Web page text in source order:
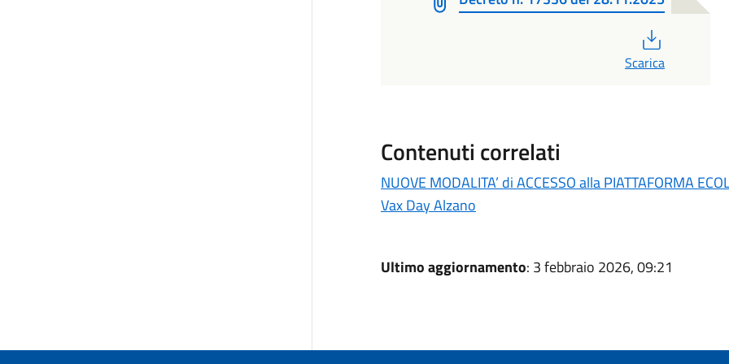
Scarica
Contenuti correlati
NUOVE MODALITA’ di ACCESSO alla PIATTAFORMA
Vax Day Alzano
Ultimo aggiornamento: 3 febbraio 2026, 09:21